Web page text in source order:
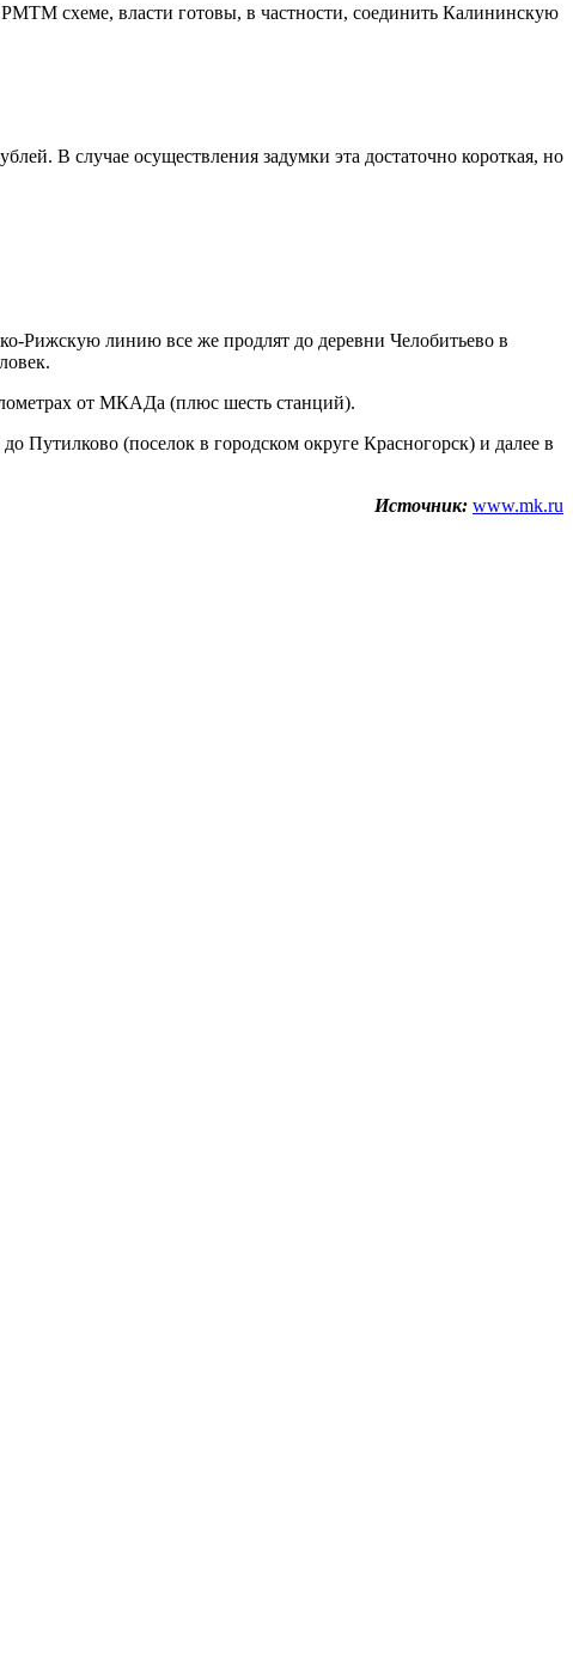
схеме, власти готовы, в частности, соединить Калининскую
В случае осуществления задумки эта достаточно короткая, но
Рижскую линию все же продлят до деревни Челобитьево в
от МКАДа (плюс шесть станций).
Путилково (поселок в городском округе Красногорск) и далее в
Источник: www.mk.ru